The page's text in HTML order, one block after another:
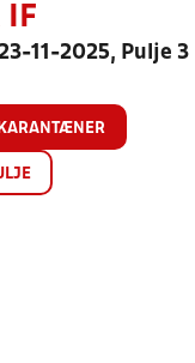
IF
11-2025, Pulje 3
KARANTÆNER